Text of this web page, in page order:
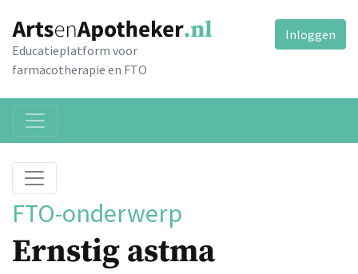
Educatieplatform voor
farmacotherapie en FTO
Inloggen
FTO-onderwerp
Ernstig astma